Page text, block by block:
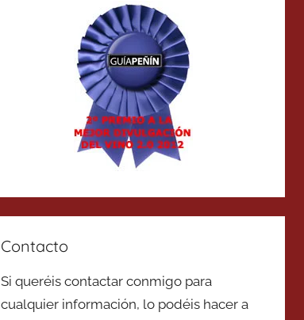
Contacto
Si queréis contactar conmigo para
cualquier información, lo podéis hacer a